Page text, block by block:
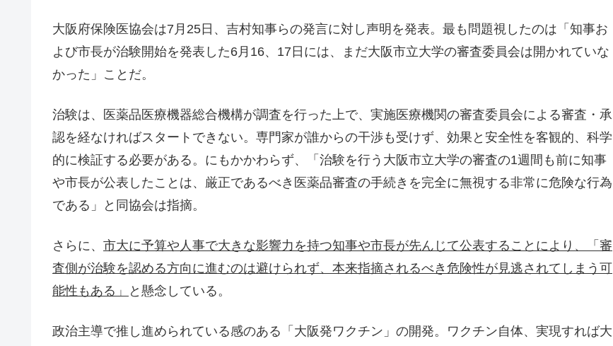
大阪府保険医協会は7月25日、吉村知事らの発言に対し声明を発表。最も問題視したのは「知事お
よび市長が治験開始を発表した6月16、17日には、まだ大阪市立大学の審査委員会は開かれていな
かった」ことだ。
治験は、医薬品医療機器総合機構が調査を行った上で、実施医療機関の審査委員会による審査・承
認を経なければスタートできない。専門家が誰からの干渉も受けず、効果と安全性を客観的、科学
的に検証する必要がある。にもかかわらず、「治験を行う大阪市立大学の審査の1週間も前に知事
や市長が公表したことは、厳正であるべき医薬品審査の手続きを完全に無視する非常に危険な行為
である」と同協会は指摘。
さらに、 市大に予算や人事で大きな影響力を持つ知事や市長が先んじて公表することにより、「審
査側が治験を認める方向に進むのは避けられず、本来指摘されるべき危険性が見逃されてしまう可
能性もある」
と懸念している。
政治主導で推し進められている感のある「大阪発ワクチン」の開発。ワクチン自体、実現すれば大